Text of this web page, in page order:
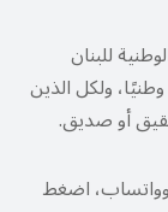
للبنان
ولكل الذين
أو صديق.
اضغط